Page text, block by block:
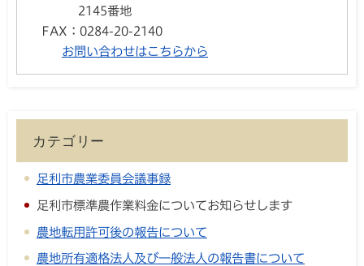
2145番地
FAX： 0284-20-2140
お問い合わせはこちらから
カテゴリー
足利市農業委員会議事録
足利市標準農作業料金についてお知らせします
農地転用許可後の報告について
農地所有適格法人及び一般法人の報告書について